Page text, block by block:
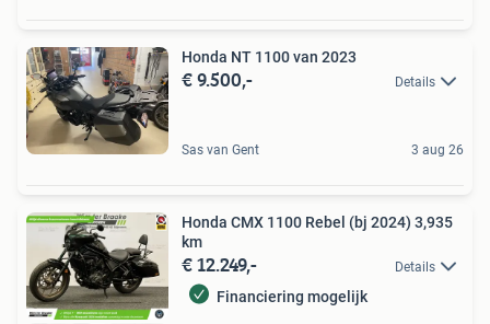
Honda NT 1100 van 2023
€ 9.500,- Details
Sas van Gent 3 aug 26
Honda CMX 1100 Rebel (bj 2024) 3,935
km
€ 12.249,- Details
Financiering mogelijk